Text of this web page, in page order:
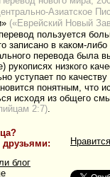
Азиатское
(«Еврейский Новый
пользуется
записано в каком-
перевода была
рукописях низкого
уступает по
понятным, что
исходя из общего
2:7).
блог
Нравится